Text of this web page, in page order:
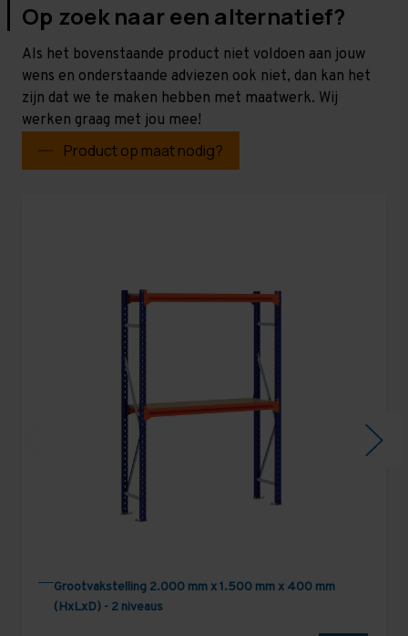
Op zoek naar een alternatief?
Als het bovenstaande product niet voldoen aan jouw
wens en onderstaande adviezen ook niet, dan kan het
zijn dat we te maken hebben met maatwerk. Wij
werken graag met jou mee!
Product op maat nodig?
Grootvakstelling 2.000 mm x 1.500 mm x 400 mm
(HxLxD) - 2 niveaus